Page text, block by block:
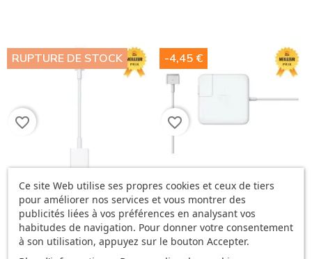
Adaptateur USB‑C Vers USB
24,79 €
0 avis
RUPTURE DE STOCK
favorite_border
Adaptateur Secteur
MagSafe...
84,30 € 79,85 €
-4,45 €
favorite_border
Ce site Web utilise ses propres cookies et ceux de tiers
pour améliorer nos services et vous montrer des
publicités liées à vos préférences en analysant vos
habitudes de navigation. Pour donner votre consentement
à son utilisation, appuyez sur le bouton Accepter.